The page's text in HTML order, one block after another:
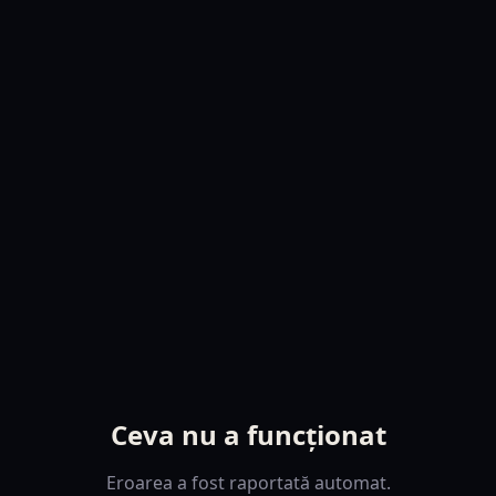
Ceva nu a funcționat
Eroarea a fost raportată automat.